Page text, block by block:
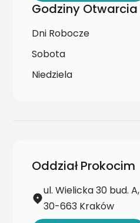
Godziny Otwarcia
Dni Robocze
Sobota
Niedziela
Oddział Prokocim
ul. Wielicka 30 bud. A,
30-663 Kraków